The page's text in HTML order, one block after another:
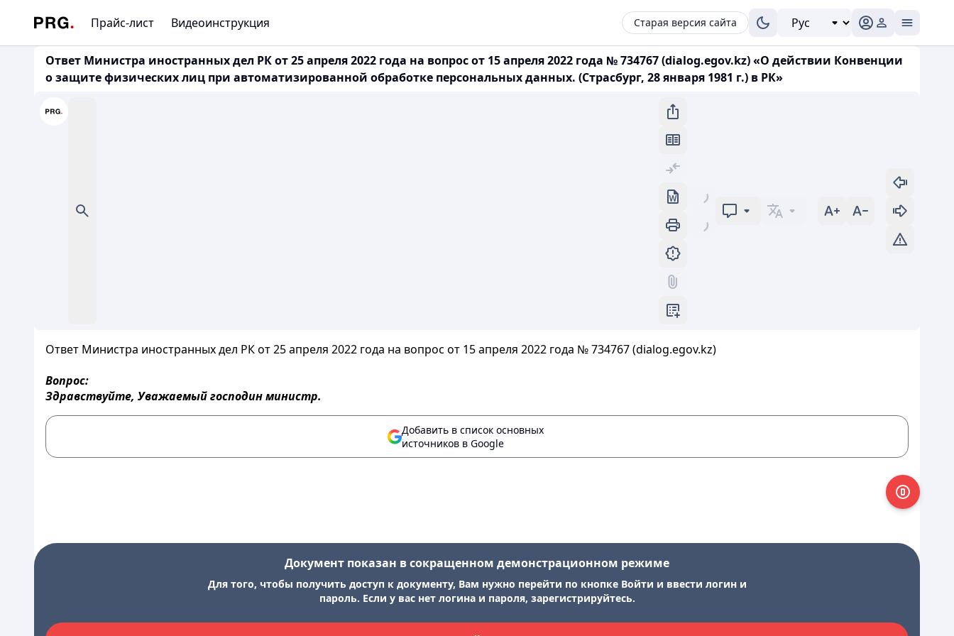
Прайс-лист Видеоинструкция Старая версия сайта
Ответ Министра иностранных дел РК от 25 апреля 2022 года на вопрос от 15 апреля 2022 года № 734767 (dialog.egov.kz) «О действии Конвенции
о защите физических лиц при автоматизированной обработке персональных данных. (Страсбург, 28 января 1981 г.) в РК»
Ответ Министра иностранных дел РК от 25 апреля 2022 года на вопрос от 15 апреля 2022 года № 734767 (dialog.egov.kz)
Вопрос:
Здравствуйте, Уважаемый господин министр.
Добавить в список основных
источников в Google
Документ показан в сокращенном демонстрационном режиме
Для того, чтобы получить доступ к документу, Вам нужно перейти по кнопке Войти и ввести логин и
пароль. Если у вас нет логина и пароля, зарегистрируйтесь.